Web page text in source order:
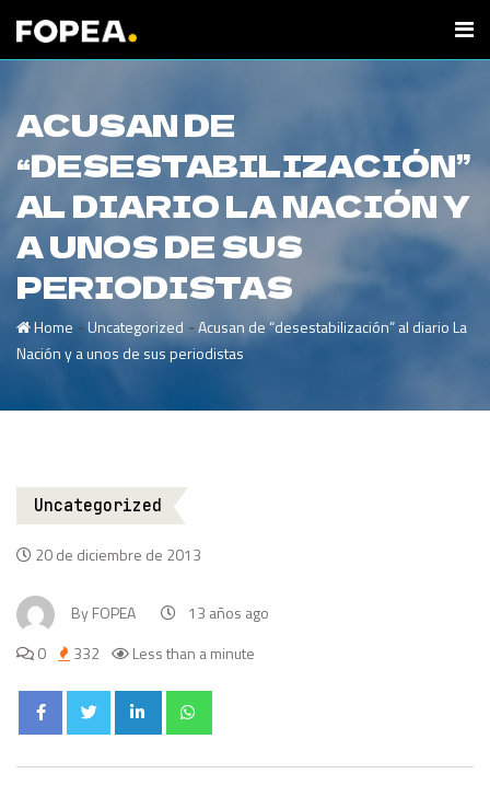
ACUSAN DE
“DESESTABILIZACIÓN”
AL DIARIO LA NACIÓN Y
A UNOS DE SUS
PERIODISTAS
Home -Uncategorized -Acusan de “desestabilización” al diario La
Nación y a unos de sus periodistas
Uncategorized
20 de diciembre de 2013
ByFOPEA
13 años ago
0
332 Less than a minute